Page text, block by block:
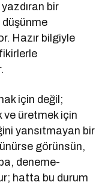
bir
Hazır bilgiyle
için değil;
üretmek için
yansıtmayan bir
görünsün,
deneme-
hatta bu durum